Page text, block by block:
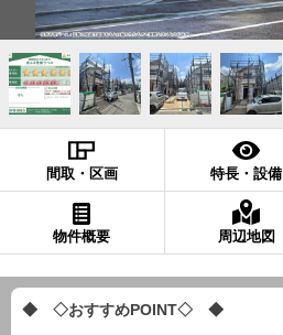
間取・区画 特長・設備
物件概要 周辺地図
◆ ◇おすすめPOINT◇ ◆